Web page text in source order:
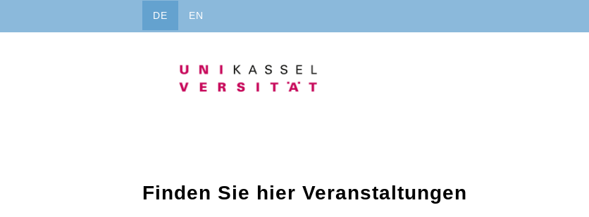
DE EN
Finden Sie hier Veranstaltungen